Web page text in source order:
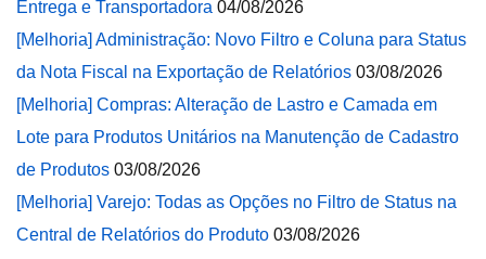
Entrega e Transportadora 04/08/2026
[Melhoria] Administração: Novo Filtro e Coluna para Status
da Nota Fiscal na Exportação de Relatórios 03/08/2026
[Melhoria] Compras: Alteração de Lastro e Camada em
Lote para Produtos Unitários na Manutenção de Cadastro
de Produtos 03/08/2026
[Melhoria] Varejo: Todas as Opções no Filtro de Status na
Central de Relatórios do Produto 03/08/2026